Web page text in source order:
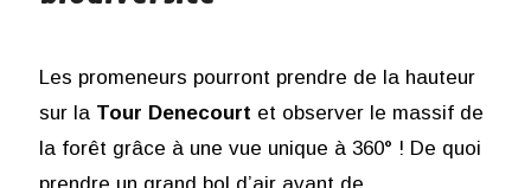
Les promeneurs pourront prendre de la hauteur
sur la Tour Denecourt et observer le massif de
la forêt grâce à une vue unique à 360° ! De quoi